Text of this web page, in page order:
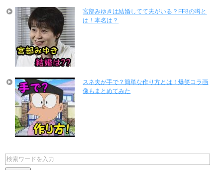
宮部みゆきは結婚してて夫がいる？FF8の噂と
は！本名は？
スネ夫が手で？簡単な作り方とは！爆笑コラ画
像もまとめてみた